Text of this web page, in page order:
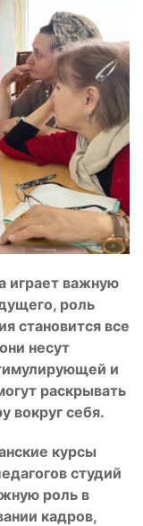
играет важную
роль
становится все
несут
и
раскрывать
вокруг себя.
курсы
студий
роль в
кадров,